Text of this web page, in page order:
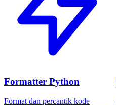
Formatter Python
Format dan percantik kode